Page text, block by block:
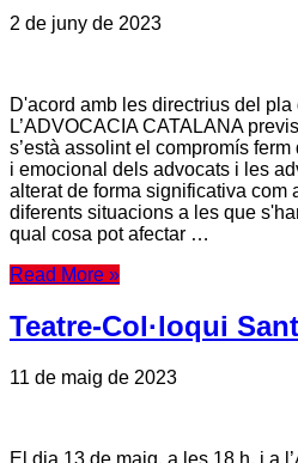
2 de juny de 2023
D'acord amb les directrius del
L’ADVOCACIA CATALANA
s’està assolint el compromís
i emocional dels advocats i les
alterat de forma significativa com
diferents situacions a les que
qual cosa pot afectar …
Read More »
Teatre-Col·loqui
11 de maig de 2023
El dia 13 de maig, a les 18 h, i a